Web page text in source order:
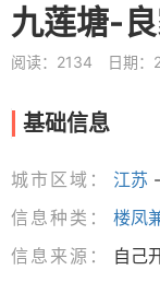
九莲塘-
阅读：2134 日期
基础信息
城市区域： 江苏 -
信息种类：
楼凤
信息来源：
自己